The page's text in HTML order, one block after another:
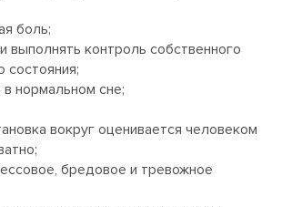
боль;
выполнять контроль собственного
состояния;
нормальном сне;
вокруг оценивается человеком
бредовое и тревожное